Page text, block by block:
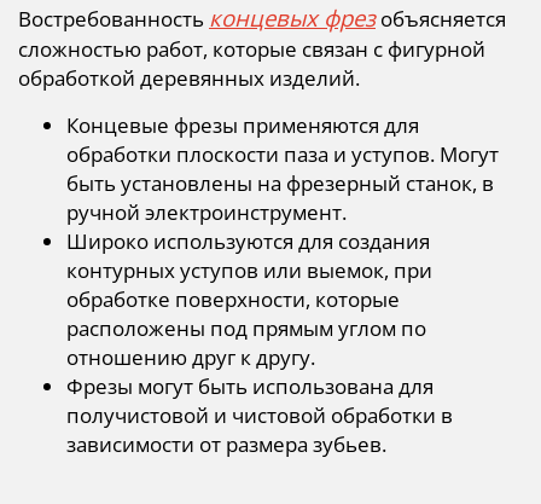
Востребованность концевых фрезобъясняется
сложностью работ, которые связан с фигурной
обработкой деревянных изделий.
Концевые фрезы применяются для
обработки плоскости паза и уступов. Могут
быть установлены на фрезерный станок, в
ручной электроинструмент.
Широко используются для создания
контурных уступов или выемок, при
обработке поверхности, которые
расположены под прямым углом по
отношению друг к другу.
Фрезы могут быть использована для
получистовой и чистовой обработки в
зависимости от размера зубьев.